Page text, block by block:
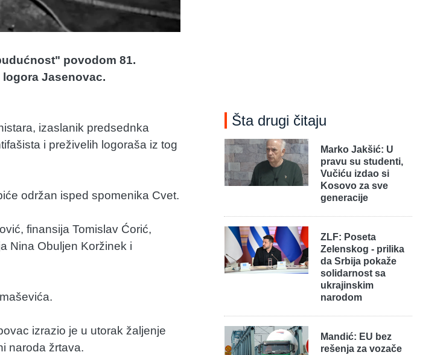
povodom 81.
Jasenovac.
izaslanik predsednka
i preživelih logoraša iz tog
održan isped spomenika Cvet.
finansija Tomislav Ćorić,
Nina Obuljen Koržinek i
izrazio je u utorak žaljenje
naroda žrtava.
Šta drugi čitaju
Marko Jakšić: U
pravu su studenti,
Vučiću izdao si
Kosovo za sve
generacije
ZLF: Poseta
Zelenskog - prilika
da Srbija pokaže
solidarnost sa
ukrajinskim
narodom
Mandić: EU bez
rešenja za vozače